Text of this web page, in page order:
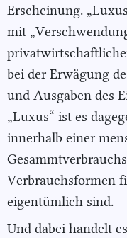
Erscheinung.
mit
bei der Erwägung
und Ausgaben des
„Luxus“ ist es
innerhalb einer
Verbrauchsformen
eigentümlich sind.
Und dabei handelt